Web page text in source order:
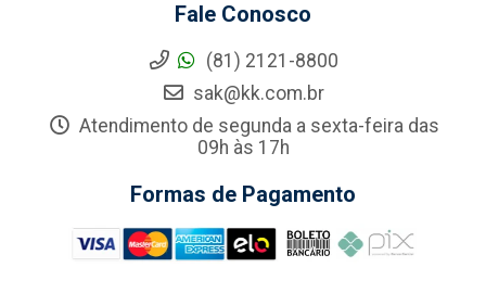
Fale Conosco
(81) 2121-8800
sak@kk.com.br
Atendimento de segunda a sexta-feira das
09h às 17h
Formas de Pagamento